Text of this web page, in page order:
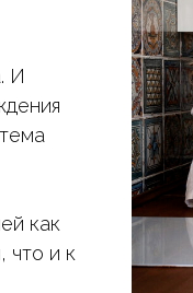
И
как
что и к